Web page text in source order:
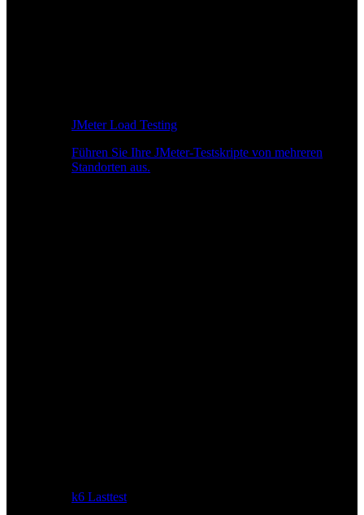
JMeter Load Testing
Führen Sie Ihre JMeter-Testskripte von mehreren
Standorten aus.
k6 Lasttest